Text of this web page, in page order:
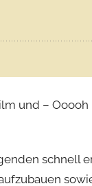
und –
schnell